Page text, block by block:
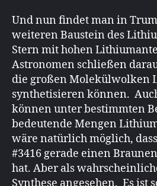
Und nun findet man in
weiteren Baustein des
Stern mit hohen
Astronomen schließen
die großen Molekülwolken
synthetisieren können.
können unter bestimmten
bedeutende Mengen
wäre natürlich möglich,
#3416 gerade einen
hat. Aber als